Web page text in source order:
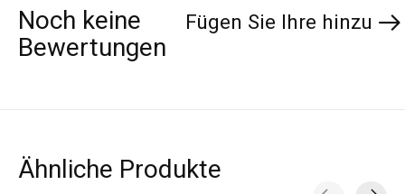
Noch keine
Bewertungen
Fügen Sie Ihre hinzu
Ähnliche Produkte